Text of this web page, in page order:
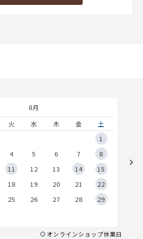
8月
火 水 木 金
土
1
4 5 6 7
8
11 12 13 14
15
18 19 20 21
22
25 26 27 28
29
オンラインショップ休業日